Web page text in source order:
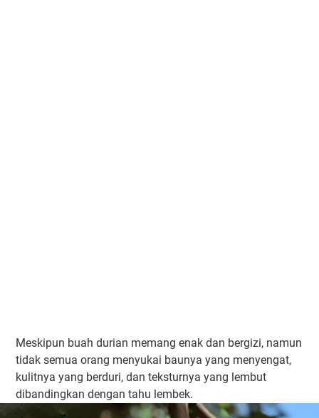
Meskipun buah durian memang enak dan bergizi, namun
tidak semua orang menyukai baunya yang menyengat,
kulitnya yang berduri, dan teksturnya yang lembut
dibandingkan dengan tahu lembek.